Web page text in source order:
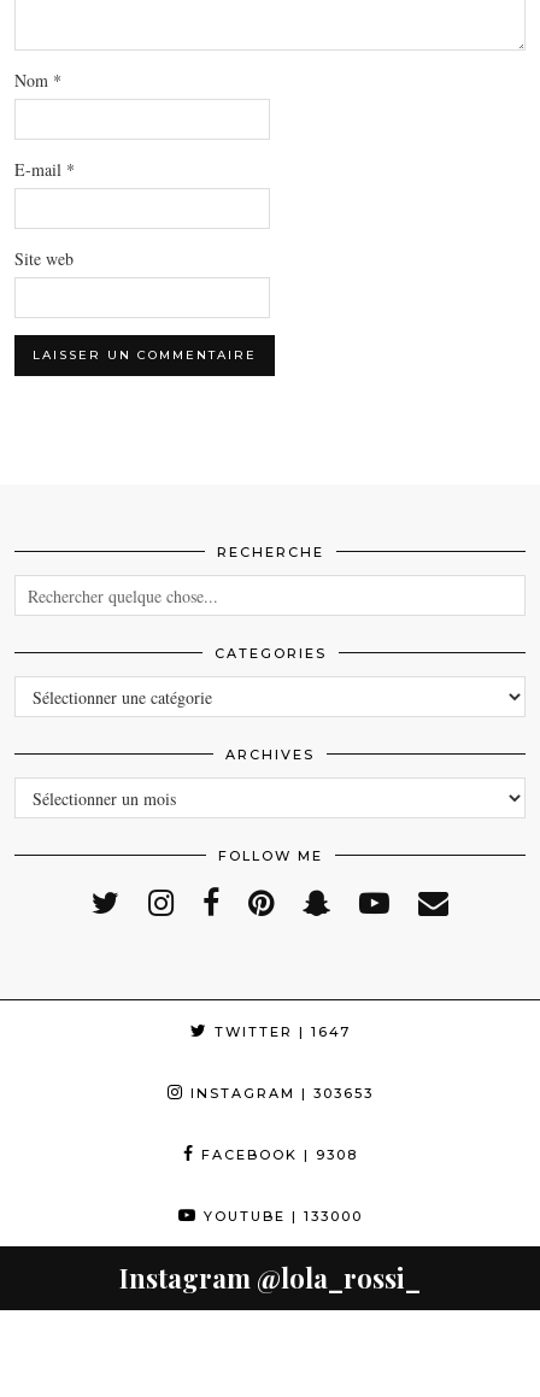
Nom *
E-mail *
Site web
RECHERCHE
CATEGORIES
CATEGORIES
ARCHIVES
ARCHIVES
FOLLOW ME
TWITTER | 1647
INSTAGRAM | 303653
FACEBOOK | 9308
YOUTUBE | 133000
Instagram @lola_rossi_